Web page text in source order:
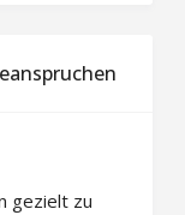
gezielt zu